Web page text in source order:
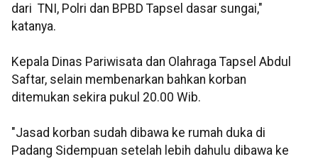
dari TNI, Polri dan BPBD Tapsel dasar sungai,"
katanya.
Kepala Dinas Pariwisata dan Olahraga Tapsel Abdul
Saftar, selain membenarkan bahkan korban
ditemukan sekira pukul 20.00 Wib.
"Jasad korban sudah dibawa ke rumah duka di
Padang Sidempuan setelah lebih dahulu dibawa ke